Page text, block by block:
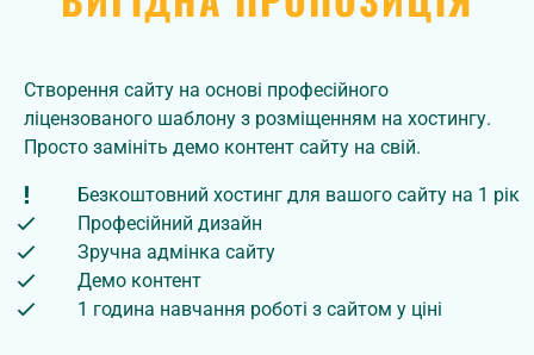
Створення сайту на основі професійного
ліцензованого шаблону з розміщенням на хостингу.
Просто замініть демо контент сайту на свій.
Безкоштовний хостинг для вашого сайту на 1 рік
Професійний дизайн
Зручна адмінка сайту
Демо контент
1 година навчання роботі з сайтом у ціні